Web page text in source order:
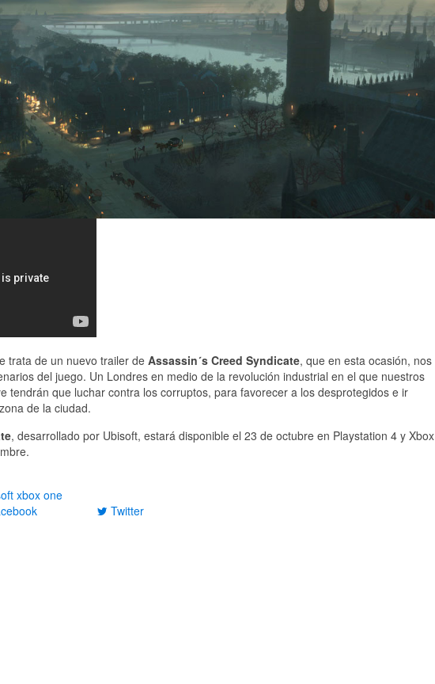
trata de un nuevo trailer deAssassin´s Creed Syndicate, que en esta ocasión, nos
del juego. Un Londres en medio de la revolución industrial en el que nuestros
tendrán que luchar contra los corruptos, para favorecer a los desprotegidos e ir
de la ciudad.
, desarrollado por Ubisoft, estará disponible el 23 de octubre en Playstation 4 y Xbox
xbox one
Twitter